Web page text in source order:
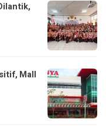
Mall